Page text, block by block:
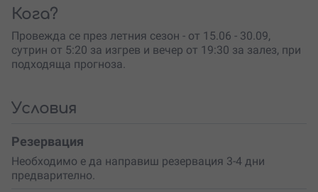
златно и синьо
огледало. След кратък инструктаж от
професионалните инструктори, се качваш на
избраното от теб плавателно средство – единичен
каяк, двоен каяк или съп борд – и започваш своето
Гребеш с лекота, наслаждаваш се на пейзажите, а с
малко късмет ще зърнеш делфини, морски птици или
други обитатели на Черно море. Организаторите се
грижат за твоята безопасност – ще получиш
Кога?
Провежда се през летния сезон - от 15.06 - 30.09,
сутрин от 5:20 за изгрев и вечер от 19:30 за залез, при
подходяща прогноза.
Условия
Резервация
Необходимо е да направиш резервация 3-4 дни
предварително.